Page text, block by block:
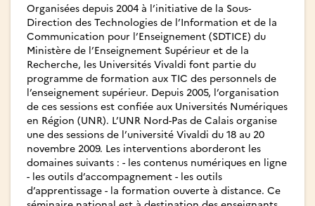
Organisées depuis 2004 à l’initiative de la Sous-
Direction des Technologies de l’Information et de la
Communication pour l’Enseignement (SDTICE) du
Ministère de l’Enseignement Supérieur et de la
Recherche, les Universités Vivaldi font partie du
programme de formation aux TIC des personnels de
l’enseignement supérieur. Depuis 2005, l’organisation
de ces sessions est confiée aux Universités Numériques
en Région (UNR). L’UNR Nord-Pas de Calais organise
une des sessions de l’université Vivaldi du 18 au 20
novembre 2009. Les interventions aborderont les
domaines suivants : - les contenus numériques en ligne
- les outils d’accompagnement - les outils
d’apprentissage - la formation ouverte à distance. Ce